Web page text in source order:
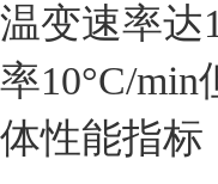
温变速率达
率10°C/
体性能指标